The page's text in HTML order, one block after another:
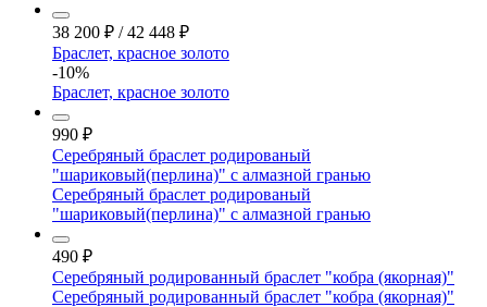
38 200 ₽ / 42 448 ₽
Браслет, красное золото
-10%
Браслет, красное золото
990 ₽
Серебряный браслет родированый
"шариковый(перлина)" с алмазной гранью
Серебряный браслет родированый
"шариковый(перлина)" с алмазной гранью
490 ₽
Серебряный родированный браслет "кобра (якорная)"
Серебряный родированный браслет "кобра (якорная)"